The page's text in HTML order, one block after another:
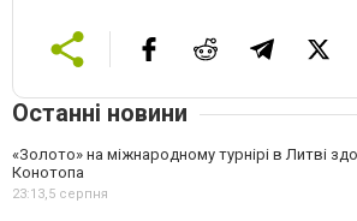
Останні новини
«Золото» на міжнародному турнірі в Литві
Конотопа
23:13,5 серпня